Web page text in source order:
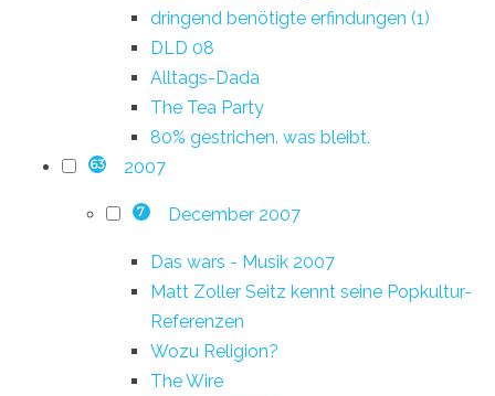
dringend benötigte erfindungen (1)
DLD 08
Alltags-Dada
The Tea Party
80% gestrichen. was bleibt.
63 2007
7 December 2007
Das wars - Musik 2007
Matt Zoller Seitz kennt seine Popkultur-
Referenzen
Wozu Religion?
The Wire